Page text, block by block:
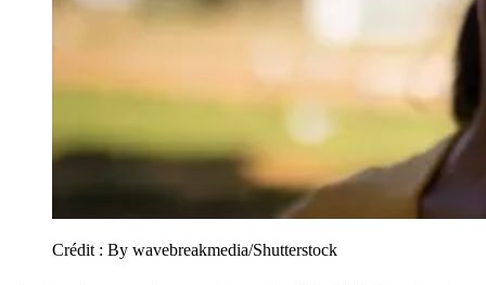
Crédit : By wavebreakmedia/Shutterstock